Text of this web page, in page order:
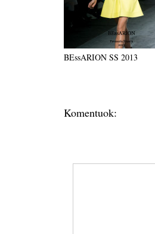
BEssARION SS 2013
Komentuok: